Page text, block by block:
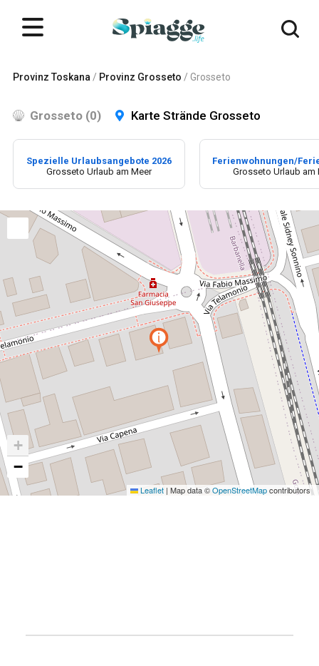
Provinz Toskana / Provinz Grosseto / Grosseto
Grosseto (0) Karte Strände Grosseto
Spezielle Urlaubsangebote 2026
Grosseto Urlaub am Meer
Ferienwohnungen/
Grosseto Urlaub am
+
−
Leaflet | Map data ©OpenStreetMapcontributors